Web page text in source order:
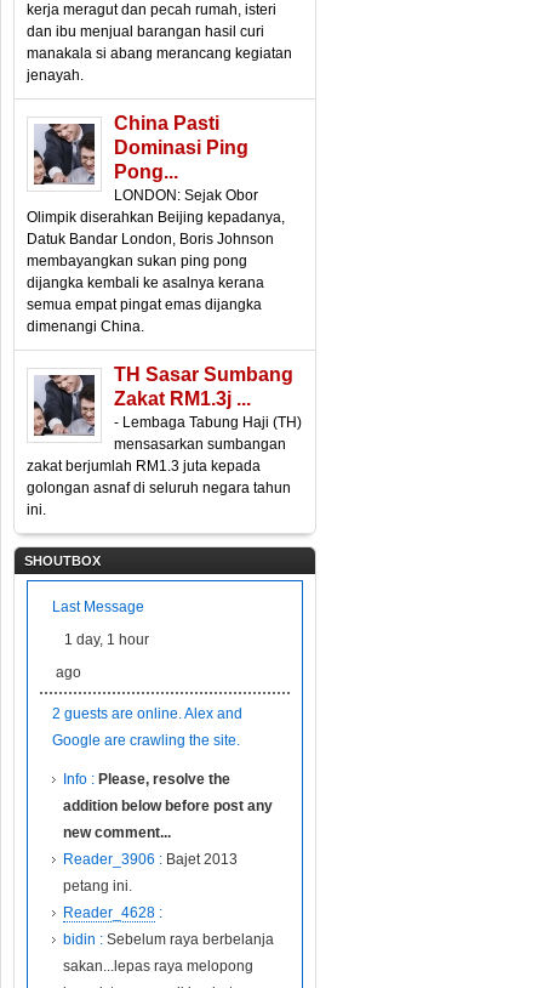
kerja meragut dan pecah rumah, isteri
dan ibu menjual barangan hasil curi
manakala si abang merancang kegiatan
jenayah.
China Pasti
Dominasi Ping
Pong...
LONDON: Sejak Obor
Olimpik diserahkan Beijing kepadanya,
Datuk Bandar London, Boris Johnson
membayangkan sukan ping pong
dijangka kembali ke asalnya kerana
semua empat pingat emas dijangka
dimenangi China.
TH Sasar Sumbang
Zakat RM1.3j ...
- Lembaga Tabung Haji (TH)
mensasarkan sumbangan
zakat berjumlah RM1.3 juta kepada
golongan asnaf di seluruh negara tahun
ini.
SHOUTBOX
Last Message
1 day, 1 hour
ago
2 guests are online. Alex and
Google are crawling the site.
Info : Please, resolve the
addition below before post any
new comment...
Reader_3906 : Bajet 2013
petang ini.
Reader_4628 :
bidin : Sebelum raya berbelanja
sakan...lepas raya melopong